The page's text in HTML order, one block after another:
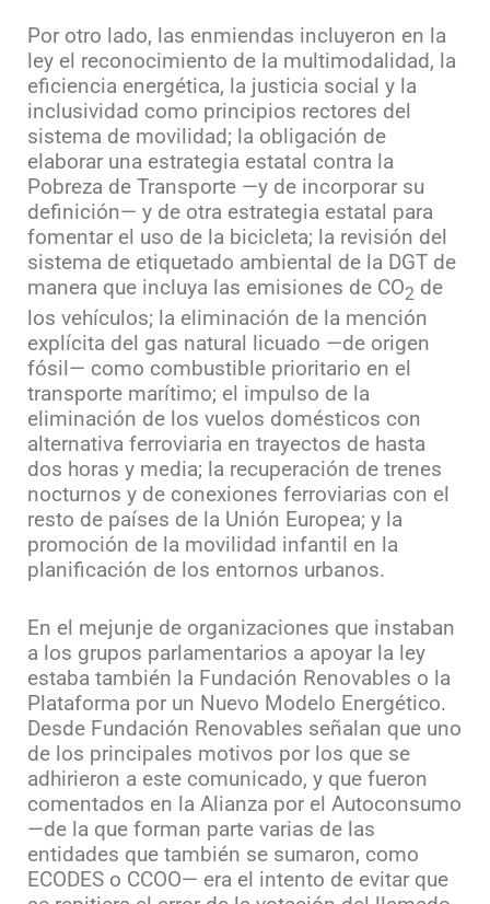
Por otro lado, las enmiendas incluyeron en la
ley el reconocimiento de la multimodalidad, la
eficiencia energética, la justicia social y la
inclusividad como principios rectores del
sistema de movilidad; la obligación de
elaborar una estrategia estatal contra la
Pobreza de Transporte —y de incorporar su
definición— y de otra estrategia estatal para
fomentar el uso de la bicicleta; la revisión del
sistema de etiquetado ambiental de la DGT de
manera que incluya las emisiones de CO2 de
los vehículos; la eliminación de la mención
explícita del gas natural licuado —de origen
fósil— como combustible prioritario en el
transporte marítimo; el impulso de la
eliminación de los vuelos domésticos con
alternativa ferroviaria en trayectos de hasta
dos horas y media; la recuperación de trenes
nocturnos y de conexiones ferroviarias con el
resto de países de la Unión Europea; y la
promoción de la movilidad infantil en la
planificación de los entornos urbanos.
En el mejunje de organizaciones que instaban
a los grupos parlamentarios a apoyar la ley
estaba también la Fundación Renovables o la
Plataforma por un Nuevo Modelo Energético.
Desde Fundación Renovables señalan que uno
de los principales motivos por los que se
adhirieron a este comunicado, y que fueron
comentados en la Alianza por el Autoconsumo
—de la que forman parte varias de las
entidades que también se sumaron, como
ECODES o CCOO— era el intento de evitar que